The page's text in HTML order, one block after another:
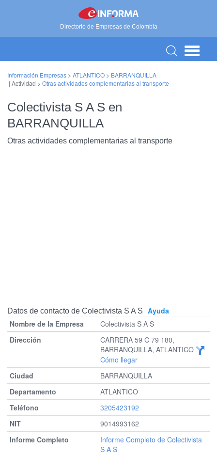
Directorio de Empresas de Colombia
Información Empresas > ATLANTICO > BARRANQUILLA
| Actividad > Otras actividades complementarias al transporte
Colectivista S A S en
BARRANQUILLA
Otras actividades complementarias al transporte
Datos de contacto de Colectivista S A S
Ayuda
Colectivista S A S
CARRERA 59 C 79 180,
BARRANQUILLA, ATLANTICO
Cómo llegar
BARRANQUILLA
ATLANTICO
3205423192
9014993162
Informe Completo de Colectivista
S A S